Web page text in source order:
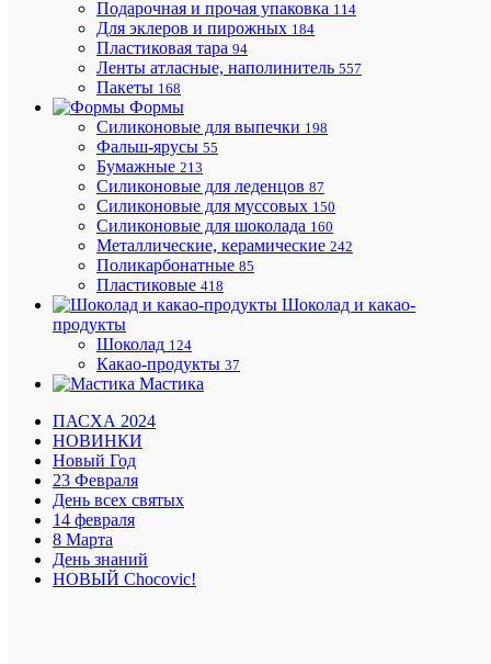
Подарочная и прочая упаковка 114
Для эклеров и пирожных 184
Пластиковая тара 94
Ленты атласные, наполинитель 557
Пакеты 168
Формы
Силиконовые для выпечки 198
Фальш-ярусы 55
Бумажные 213
Силиконовые для леденцов 87
Силиконовые для муссовых 150
Силиконовые для шоколада 160
Металлические, керамические 242
Поликарбонатные 85
Пластиковые 418
Шоколад и какао-
продукты
Шоколад 124
Какао-продукты 37
Мастика
ПАСХА 2024
НОВИНКИ
Новый Год
23 Февраля
День всех святых
14 февраля
8 Марта
День знаний
НОВЫЙ Chocovic!